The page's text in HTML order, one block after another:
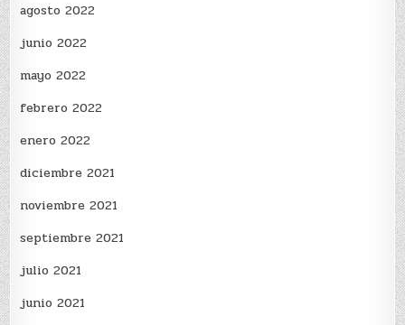
agosto 2022
junio 2022
mayo 2022
febrero 2022
enero 2022
diciembre 2021
noviembre 2021
septiembre 2021
julio 2021
junio 2021